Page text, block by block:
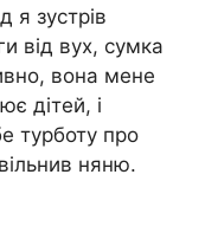
я зустрів
від вух, сумка
вона мене
дітей, і
турботу про
няню.